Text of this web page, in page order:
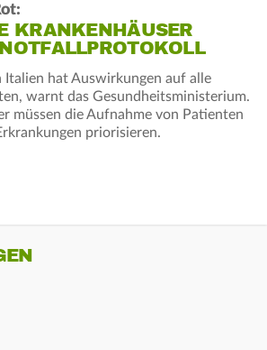
KRANKENHÄUSER
Italien hat Auswirkungen auf alle
warnt das Gesundheitsministerium.
müssen die Aufnahme von Patienten
priorisieren.